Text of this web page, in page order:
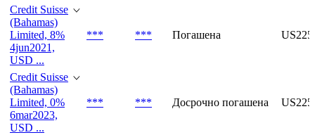
Credit Suisse
(Bahamas)
Limited, 8%
4jun2021,
USD ...
*** *** Погашена
Credit Suisse
(Bahamas)
Limited, 0%
6mar2023,
USD ...
*** *** Досрочно погашена